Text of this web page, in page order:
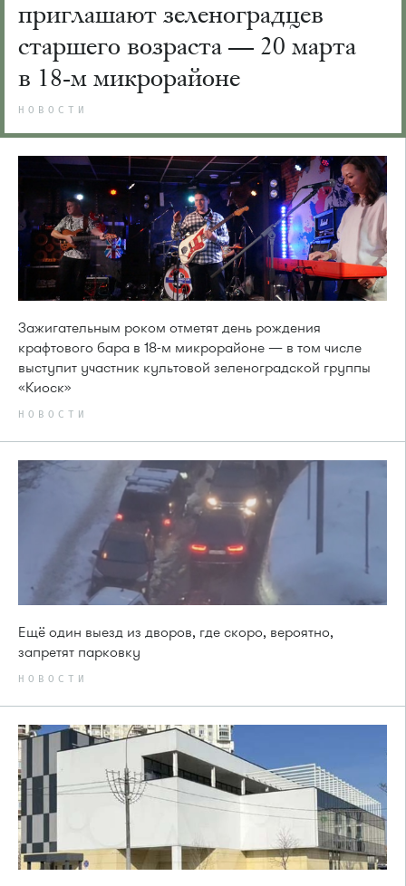
приглашают зеленоградцев
старшего возраста — 20 марта
в 18-м микрорайоне
НОВОСТИ
Зажигательным роком отметят день рождения
крафтового бара в 18-м микрорайоне — в том числе
выступит участник культовой зеленоградской группы
«Киоск»
НОВОСТИ
Ещё один выезд из дворов, где скоро, вероятно,
запретят парковку
НОВОСТИ